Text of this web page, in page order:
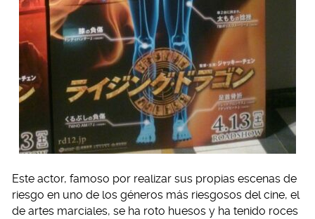
Este actor, famoso por realizar sus propias escenas de
riesgo en uno de los géneros más riesgosos del cine, el
de artes marciales, se ha roto huesos y ha tenido roces